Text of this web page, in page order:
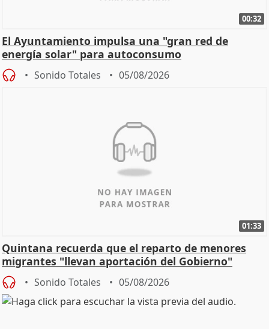
00:32
El Ayuntamiento impulsa una "gran red de
energía solar" para autoconsumo
Sonido Totales 05/08/2026
01:33
Quintana recuerda que el reparto de menores
migrantes "llevan aportación del Gobierno"
central
Sonido Totales 05/08/2026